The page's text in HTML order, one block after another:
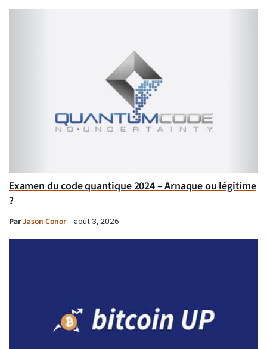
Examen du code quantique 2024 – Arnaque ou légitime
?
ParJason Conor août 3, 2026